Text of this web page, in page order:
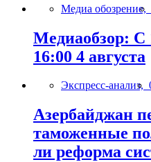
Медиа обозрение,
Медиаобзор: С
16:00 4 августа
Экспресс-анализ,
Азербайджан
таможенные
ли реформа